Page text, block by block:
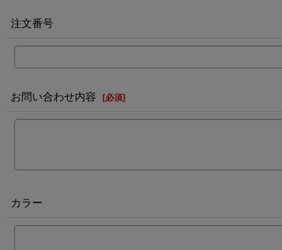
注文番号
お問い合わせ内容 必須
カラー